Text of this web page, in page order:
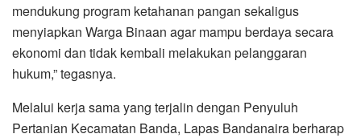
mendukung program ketahanan pangan sekaligus
menyiapkan Warga Binaan agar mampu berdaya secara
ekonomi dan tidak kembali melakukan pelanggaran
hukum,” tegasnya.
‎Melalui kerja sama yang terjalin dengan Penyuluh
Pertanian Kecamatan Banda, Lapas Bandanaira berharap